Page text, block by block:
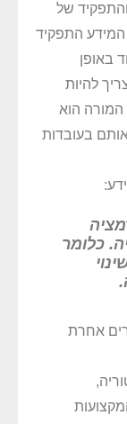
של
המידע התפקיד
באופן
להיות
הוא
בעובדות
כלומר
אחרת